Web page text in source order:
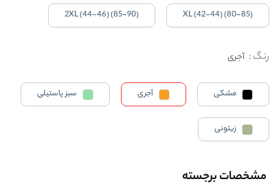
XL (42-44) (80-85)
2XL (44-46) (85-90)
رنگ: آجری
مشکی آجری سبز پاستیلی
زیتونی
مشخصات برجسته